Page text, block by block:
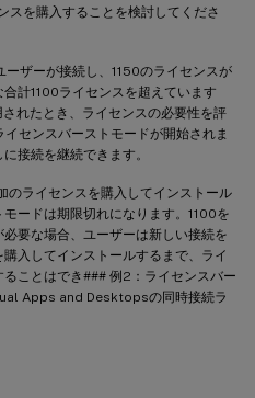
スを購入することを検討してくださ
ザーが接続し、1150のライセンスが
計1100ライセンスを超えています
されたとき、ライセンスの必要性を評
センスバーストモードが開始されま
接続を継続できます。
のライセンスを購入してインストール
ードは期限切れになります。1100を
要な場合、ユーザーは新しい接続を
入してインストールするまで、ライ
ことはでき### 例2：ライセンスバー
Apps and Desktopsの同時接続ラ